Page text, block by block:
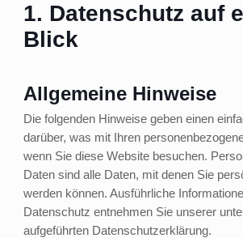
1. Datenschutz auf
Blick
Allgemeine Hinweise
Die folgenden Hinweise geben einen
darüber, was mit Ihren
wenn Sie diese Website besuchen.
Daten sind alle Daten, mit denen Sie
werden können. Ausführliche
Datenschutz entnehmen Sie unserer
aufgeführten Datenschutzerklärung.